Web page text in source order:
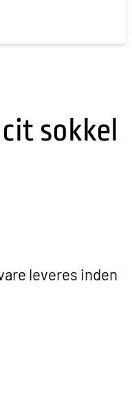
sokkel
leveres inden